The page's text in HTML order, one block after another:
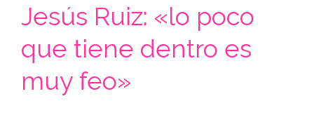
Jesús Ruiz: «lo poco
que tiene dentro es
muy feo»